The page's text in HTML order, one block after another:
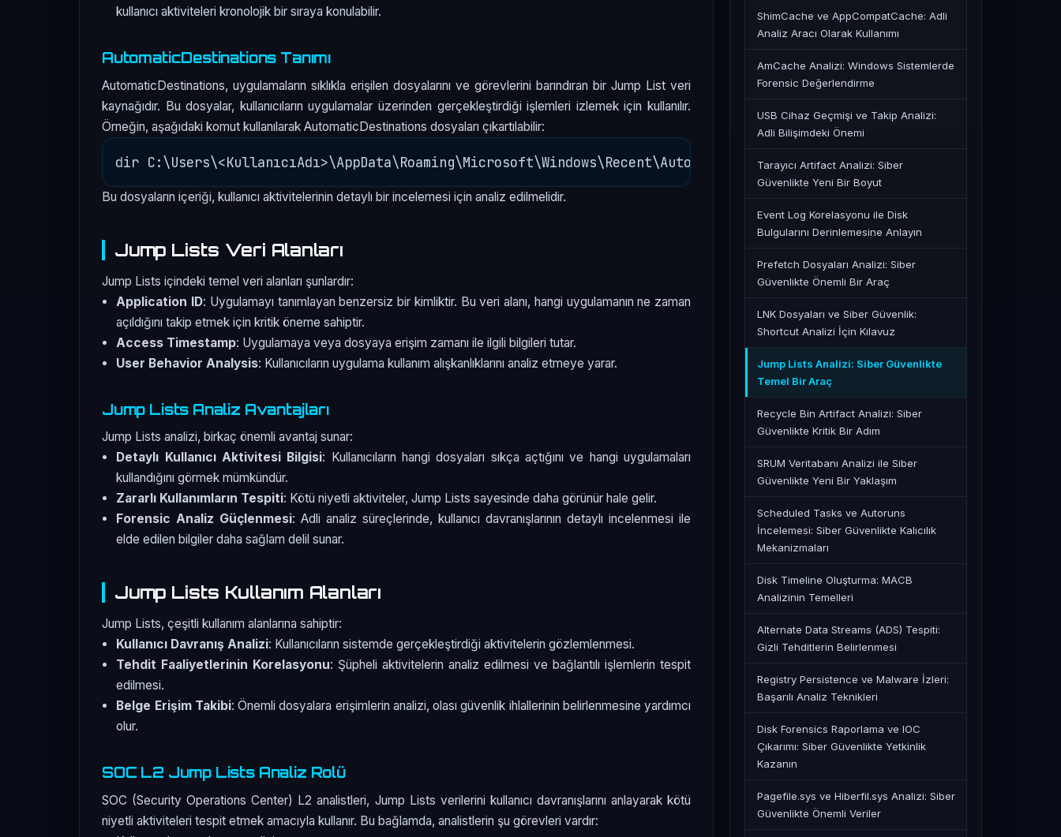
kullanıcı aktiviteleri kronolojik bir sıraya konulabilir.
AutomaticDestinations Tanımı
AutomaticDestinations, uygulamaların sıklıkla erişilen dosyalarını ve görevlerini barındıran bir Jump List veri
kaynağıdır. Bu dosyalar, kullanıcıların uygulamalar üzerinden gerçekleştirdiği işlemleri izlemek için kullanılır.
Örneğin, aşağıdaki komut kullanılarak AutomaticDestinations dosyaları çıkartılabilir:
Bu dosyaların içeriği, kullanıcı aktivitelerinin detaylı bir incelemesi için analiz edilmelidir.
Jump Lists Veri Alanları
Jump Lists içindeki temel veri alanları şunlardır:
Application ID: Uygulamayı tanımlayan benzersiz bir kimliktir. Bu veri alanı, hangi uygulamanın ne zaman
açıldığını takip etmek için kritik öneme sahiptir.
Access Timestamp: Uygulamaya veya dosyaya erişim zamanı ile ilgili bilgileri tutar.
User Behavior Analysis: Kullanıcıların uygulama kullanım alışkanlıklarını analiz etmeye yarar.
Jump Lists Analiz Avantajları
Jump Lists analizi, birkaç önemli avantaj sunar:
Detaylı Kullanıcı Aktivitesi Bilgisi: Kullanıcıların hangi dosyaları sıkça açtığını ve hangi uygulamaları
kullandığını görmek mümkündür.
Zararlı Kullanımların Tespiti: Kötü niyetli aktiviteler, Jump Lists sayesinde daha görünür hale gelir.
Forensic Analiz Güçlenmesi: Adli analiz süreçlerinde, kullanıcı davranışlarının detaylı incelenmesi ile
elde edilen bilgiler daha sağlam delil sunar.
Jump Lists Kullanım Alanları
Jump Lists, çeşitli kullanım alanlarına sahiptir:
Kullanıcı Davranış Analizi: Kullanıcıların sistemde gerçekleştirdiği aktivitelerin gözlemlenmesi.
Tehdit Faaliyetlerinin Korelasyonu: Şüpheli aktivitelerin analiz edilmesi ve bağlantılı işlemlerin tespit
edilmesi.
Belge Erişim Takibi: Önemli dosyalara erişimlerin analizi, olası güvenlik ihlallerinin belirlenmesine yardımcı
olur.
SOC L2 Jump Lists Analiz Rolü
SOC (Security Operations Center) L2 analistleri, Jump Lists verilerini kullanıcı davranışlarını anlayarak kötü
niyetli aktiviteleri tespit etmek amacıyla kullanır. Bu bağlamda, analistlerin şu görevleri vardır:
ShimCache ve AppCompatCache: Adli
Analiz Aracı Olarak Kullanımı
AmCache Analizi: Windows Sistemlerde
Forensic Değerlendirme
USB Cihaz Geçmişi ve Takip Analizi:
Adli Bilişimdeki Önemi
Tarayıcı Artifact Analizi: Siber
Güvenlikte Yeni Bir Boyut
Event Log Korelasyonu ile Disk
Bulgularını Derinlemesine Anlayın
Prefetch Dosyaları Analizi: Siber
Güvenlikte Önemli Bir Araç
LNK Dosyaları ve Siber Güvenlik:
Shortcut Analizi İçin Kılavuz
Jump Lists Analizi: Siber Güvenlikte
Temel Bir Araç
Recycle Bin Artifact Analizi: Siber
Güvenlikte Kritik Bir Adım
SRUM Veritabanı Analizi ile Siber
Güvenlikte Yeni Bir Yaklaşım
Scheduled Tasks ve Autoruns
İncelemesi: Siber Güvenlikte Kalıcılık
Mekanizmaları
Disk Timeline Oluşturma: MACB
Analizinin Temelleri
Alternate Data Streams (ADS) Tespiti:
Gizli Tehditlerin Belirlenmesi
Registry Persistence ve Malware İzleri:
Başarılı Analiz Teknikleri
Disk Forensics Raporlama ve IOC
Çıkarımı: Siber Güvenlikte Yetkinlik
Kazanın
Pagefile.sys ve Hiberfil.sys Analizi: Siber
Güvenlikte Önemli Veriler